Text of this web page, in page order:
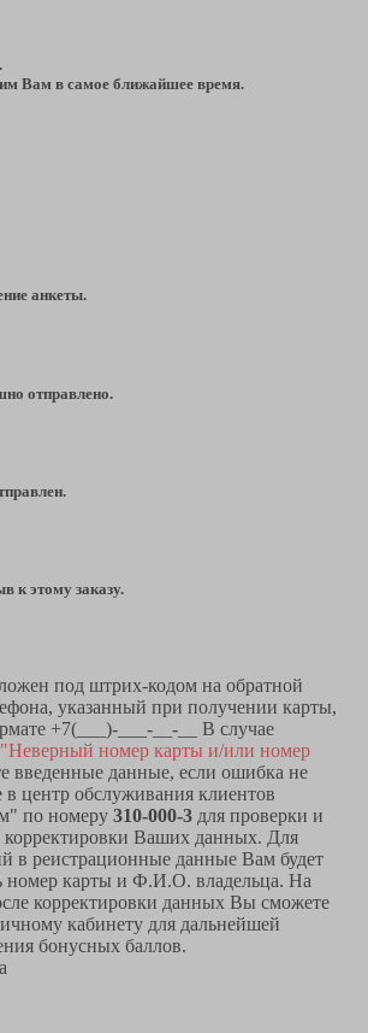
Вам в самое ближайшее время.
анкеты.
отправлено.
к этому заказу.
под штрих-кодом на обратной
указанный при получении карты,
+7(___)-___-__-__ В случае
"Неверный номер карты и/или номер
введенные данные, если ошибка не
в центр обслуживания клиентов
по номеру 310-000-3 для проверки и
корректировки Ваших данных. Для
в реистрационные данные Вам будет
номер карты и Ф.И.О. владельца. На
корректировки данных Вы сможете
кабинету для дальнейшей
бонусных баллов.